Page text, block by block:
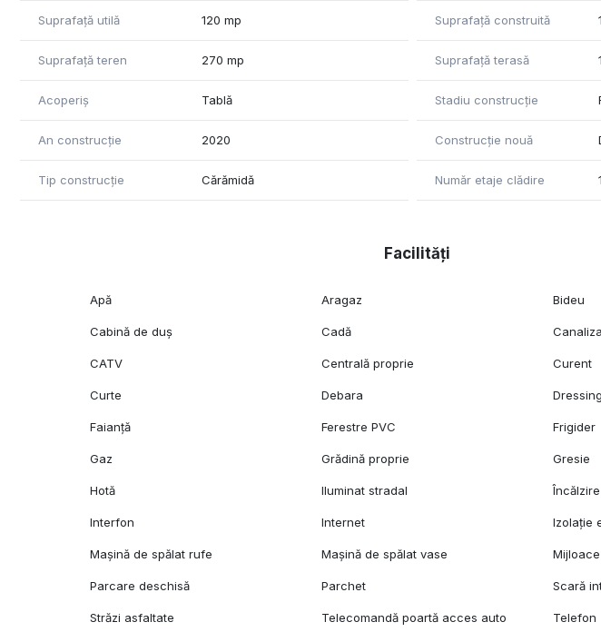
Suprafață utilă 120 mp Suprafață construită
Suprafață teren 270 mp Suprafață terasă
Acoperiș Tablă Stadiu construcție
An construcție 2020 Construcție nouă
Tip construcție Cărămidă Număr etaje clădire 1
Facilități
Apă Aragaz Bideu
Cabină de duș Cadă
CATV Centrală proprie Curent
Curte Debara Dressing
Faianță Ferestre PVC Frigider
Gaz Grădină proprie Gresie
Hotă Iluminat stradal
Interfon Internet Izolație
Mașină de spălat rufe Mașină de spălat vase
Parcare deschisă Parchet Scară
Străzi asfaltate Telecomandă poartă acces auto Telefon